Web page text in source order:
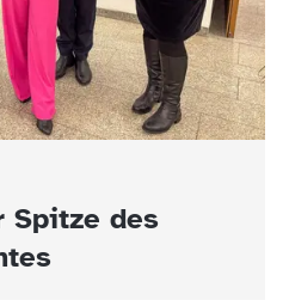
Spitze des